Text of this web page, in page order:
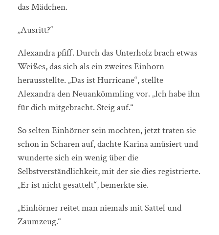
das Mädchen.
„Ausritt?“
Alexandra pfiff. Durch das Unterholz brach etwas
Weißes, das sich als ein zweites Einhorn
herausstellte. „Das ist Hurricane“, stellte
Alexandra den Neuankömmling vor. „Ich habe ihn
für dich mitgebracht. Steig auf.“
So selten Einhörner sein mochten, jetzt traten sie
schon in Scharen auf, dachte Karina amüsiert und
wunderte sich ein wenig über die
Selbstverständlichkeit, mit der sie dies registrierte.
„Er ist nicht gesattelt“, bemerkte sie.
„Einhörner reitet man niemals mit Sattel und
Zaumzeug.“